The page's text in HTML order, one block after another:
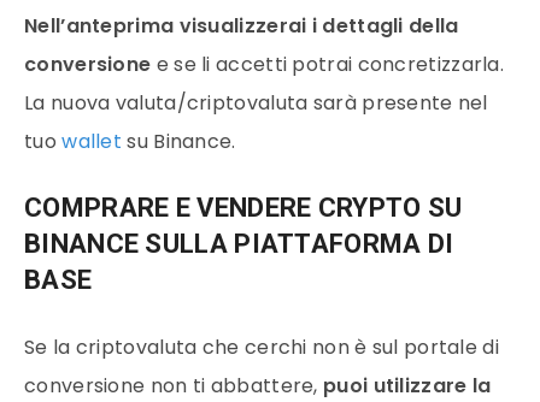
Nell’anteprima visualizzerai i dettagli della
conversione e se li accetti potrai concretizzarla.
La nuova valuta/criptovaluta sarà presente nel
tuowallet su Binance.
COMPRARE E VENDERE CRYPTO SU
BINANCE SULLA PIATTAFORMA DI
BASE
Se la criptovaluta che cerchi non è sul portale di
conversione non ti abbattere, puoi utilizzare la